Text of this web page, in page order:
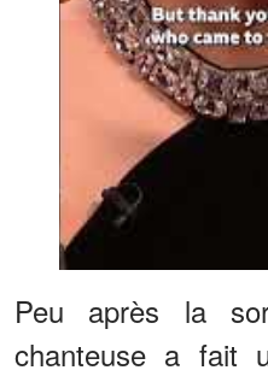
Peu après la
chanteuse a fait